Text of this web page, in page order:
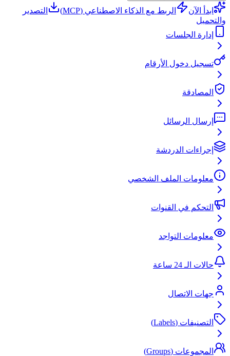
ابدأ الآن الربط مع الذكاء الاصطناعي (MCP)
التصدير
والتحميل
إدارة الجلسات
تسجيل دخول الأرقام
المصادقة
إرسال الرسائل
إجراءات الدردشة
معلومات الملف الشخصي
التحكم في القنوات
معلومات التواجد
حالات الـ 24 ساعة
جهات الاتصال
التصنيفات (Labels)
المجموعات (Groups)